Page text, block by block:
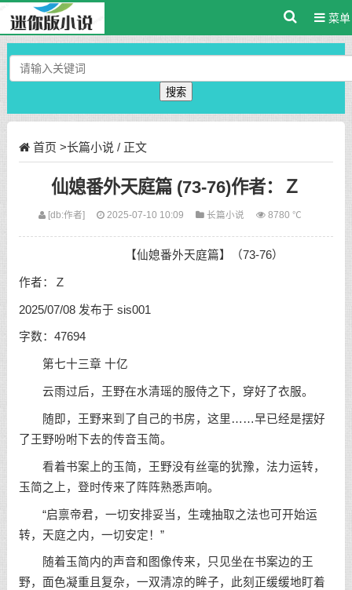
菜单
搜索
首页 >长篇小说 / 正文
仙媳番外天庭篇 (73-76)作者：Ｚ
[db:作者] 2025-07-10 10:09 长篇小说 8780 ℃
【仙媳番外天庭篇】（73-76）
作者：Ｚ
2025/07/08 发布于 sis001
字数：47694
第七十三章 十亿
云雨过后，王野在水清瑶的服侍之下，穿好了衣服。
随即，王野来到了自己的书房，这里……早已经是摆好
了王野吩咐下去的传音玉简。
看着书案上的玉简，王野没有丝毫的犹豫，法力运转，
玉简之上，登时传来了阵阵熟悉声响。
“启禀帝君，一切安排妥当，生魂抽取之法也可开始运
转，天庭之内，一切安定！”
随着玉简内的声音和图像传来，只见坐在书案边的王
野，面色凝重且复杂，一双清凉的眸子，此刻正缓缓地盯着